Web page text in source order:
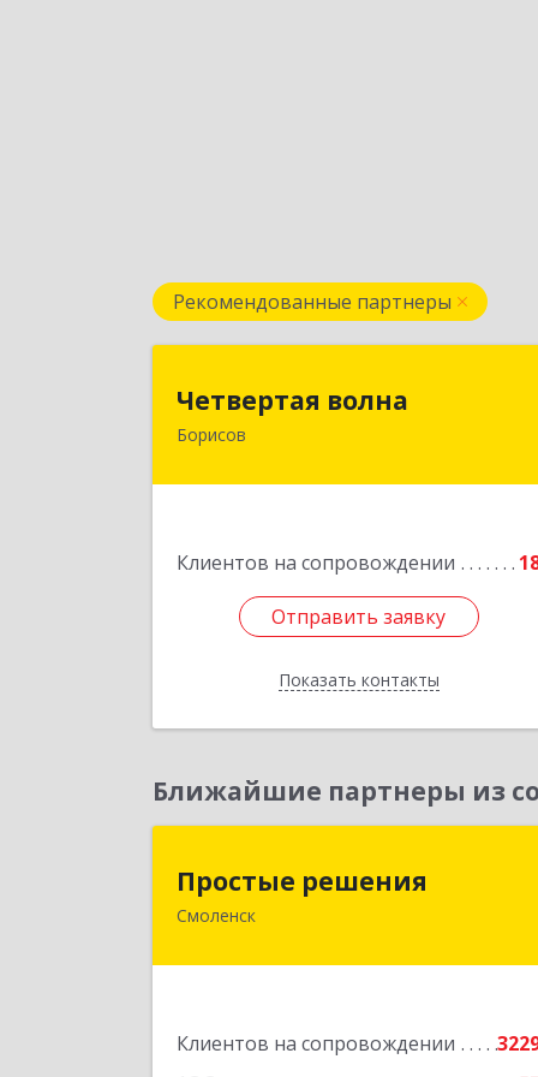
Рекомендованные партнеры
Четвертая волна
Борисов
Клиентов на сопровождении
Отправить заявку
Показать контакты
Отправить заявку
Назад
Ближайшие партнеры из
Простые решения
Смоленск
Клиентов на сопровождении
214015, Смоленская обл, Смоленск г,